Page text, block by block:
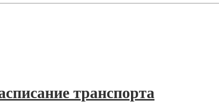
транспорта